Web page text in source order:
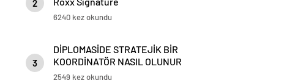
2
6240 kez okundu
3
DİPLOMASİDE STRATEJİK BİR
KOORDİNATÖR NASIL OLUNUR
2549 kez okundu